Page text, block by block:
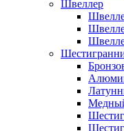
Швеллер